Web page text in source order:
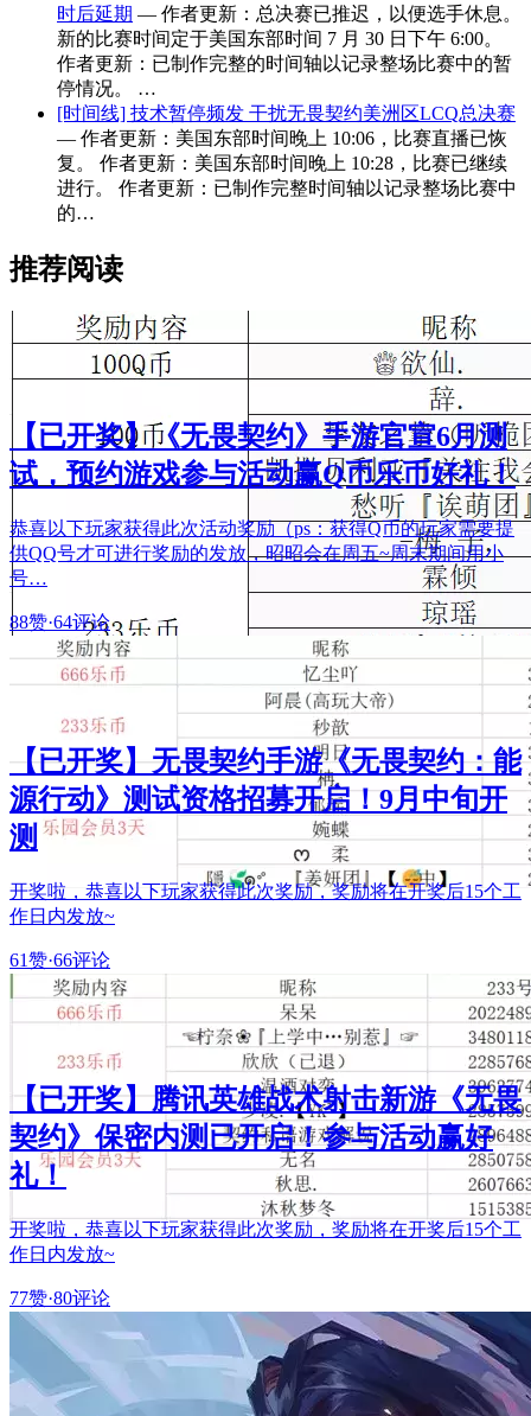
时后延期 — 作者更新：总决赛已推迟，以便选手休息。
新的比赛时间定于美国东部时间 7 月 30 日下午 6:00。
作者更新：已制作完整的时间轴以记录整场比赛中的暂
停情况。 …
[时间线] 技术暂停频发 干扰无畏契约美洲区LCQ总决赛
— 作者更新：美国东部时间晚上 10:06，比赛直播已恢
复。 作者更新：美国东部时间晚上 10:28，比赛已继续
进行。 作者更新：已制作完整时间轴以记录整场比赛中
的…
推荐阅读
【已开奖】《无畏契约》手游官宣6月测
试，预约游戏参与活动赢Q币乐币好礼！
恭喜以下玩家获得此次活动奖励（ps：获得Q币的玩家需要提
供QQ号才可进行奖励的发放，昭昭会在周五~周末期间用小
号…
88赞·64评论
【已开奖】无畏契约手游《无畏契约：能
源行动》测试资格招募开启！9月中旬开
测
开奖啦，恭喜以下玩家获得此次奖励，奖励将在开奖后15个工
作日内发放~
61赞·66评论
【已开奖】腾讯英雄战术射击新游《无畏
契约》保密内测已开启！参与活动赢好
礼！
开奖啦，恭喜以下玩家获得此次奖励，奖励将在开奖后15个工
作日内发放~
77赞·80评论